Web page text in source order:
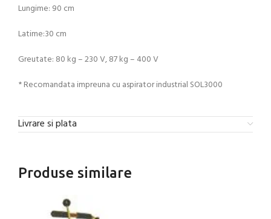
Lungime: 90 cm
Latime:30 cm
Greutate: 80 kg – 230 V, 87 kg – 400 V
* Recomandata impreuna cu aspirator industrial SOL3000
Livrare si plata
Produse similare